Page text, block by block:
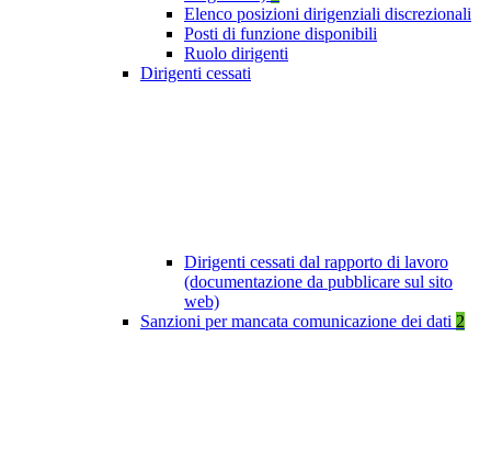
Elenco posizioni dirigenziali discrezionali
Posti di funzione disponibili
Ruolo dirigenti
Dirigenti cessati
Dirigenti cessati dal rapporto di lavoro
(documentazione da pubblicare sul sito
web)
Sanzioni per mancata comunicazione dei dati 2